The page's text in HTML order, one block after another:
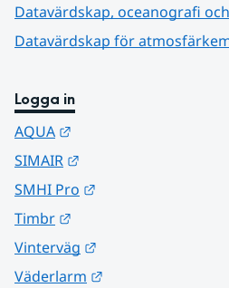
Datavärdskap, oceanografi
Datavärdskap för
Logga in
AQUA
SIMAIR
SMHI Pro
Timbr
Vinterväg
Väderlarm